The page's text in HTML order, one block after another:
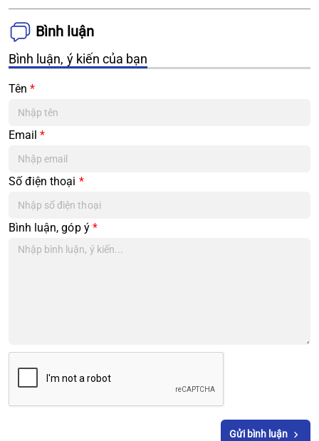
Bình luận
Bình luận, ý kiến của bạn
Tên*
Email*
Số điện thoại *
Bình luận, góp ý *
Gửi bình luận